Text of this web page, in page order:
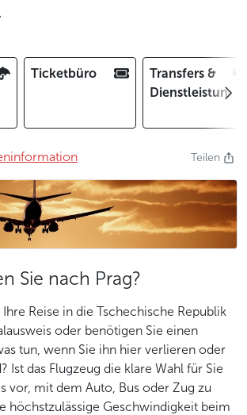
Ticketbüro
Transfers &
Teilen
Sie nach Prag?
Reise in die Tschechische Republik
oder benötigen Sie einen
tun, wenn Sie ihn hier verlieren oder
Ist das Flugzeug die klare Wahl für Sie
vor, mit dem Auto, Bus oder Zug zu
höchstzulässige Geschwindigkeit beim